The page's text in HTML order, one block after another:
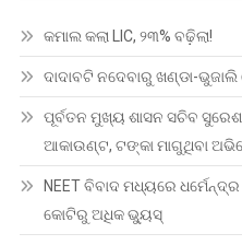
କମାଲ କଲା LIC, ୨୩% ବଢ଼ିଲା!
ଦାଦାବଟି ନଦେବାରୁ ଖଣ୍ଡା-
ପୂର୍ବତନ ମୁଖ୍ୟ ଶାସନ ସଚିବ
ଆକାଉଣ୍ଟ, ଟଙ୍କା ମାଗୁଥିବା
NEET ବିବାଦ ମଧ୍ୟରେ
କୋଟିରୁ ଅଧିକ ଭ୍ୟୁସ୍